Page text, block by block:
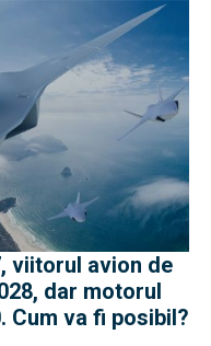
viitorul avion de
dar motorul
Cum va fi posibil?